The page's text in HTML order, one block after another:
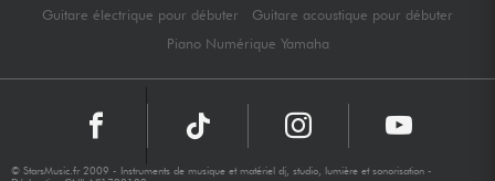
Guitare électrique pour débuter
Guitare acoustique pour débuter
Piano Numérique Yamaha
© StarsMusic.fr 2009 - Instruments de musique et matériel dj, studio, lumière et sonorisation -